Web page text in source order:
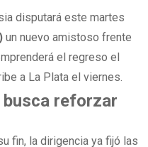
disputará este martes
un nuevo amistoso frente
el regreso el
a La Plata el viernes.
reforzar
fin, la dirigencia ya fijó las